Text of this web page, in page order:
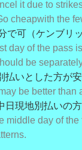
it due to
cheapwith the
可（ケンブリ
day of the pass
be
いとした方が
be better than
現地別払いの
middle day of the